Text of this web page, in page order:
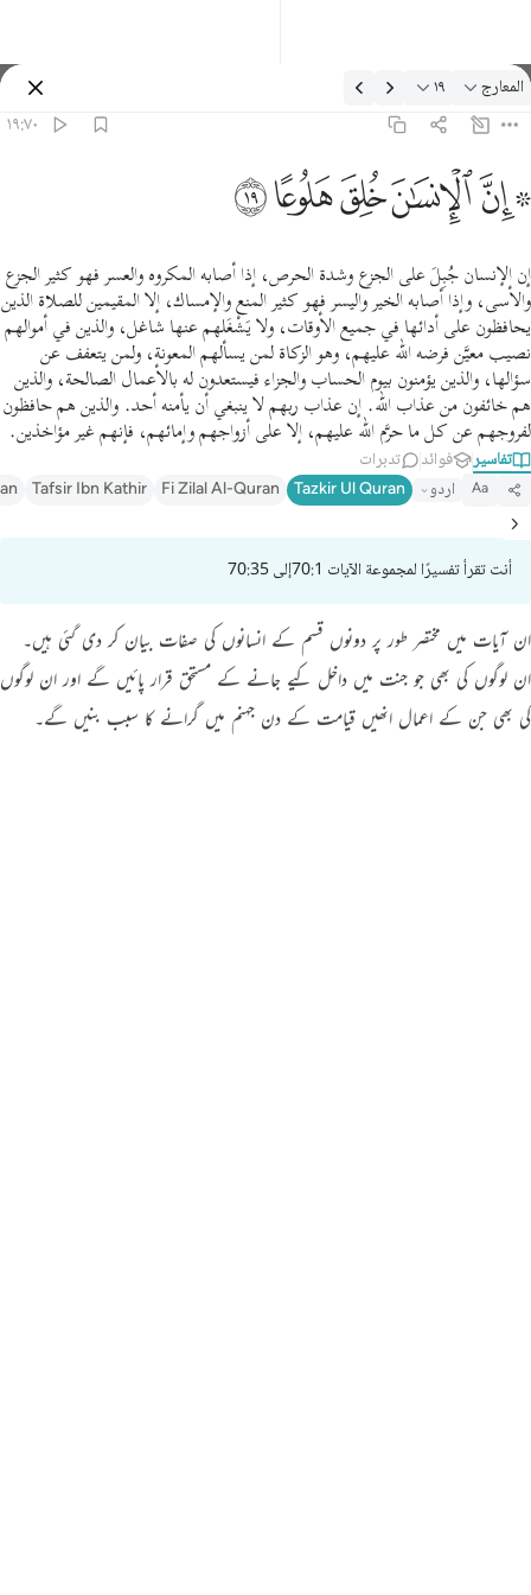
التفسير: المعارج ١٩:٧٠
المعارج ١٩
١٩:٧٠
۞ ان الانسان خلق هلوعا ١٩
۞ إِنَّ ٱلْإِنسَـٰنَ خُلِقَ هَلُوعًا ١٩
ﱪ ﱫﱬﱭﱮﱯ
إن الإنسان جُبِلَ على الجزع وشدة الحرص، إذا أصابه المكروه والعسر فهو كثير الجزع
والأسى، وإذا أصابه الخير واليسر فهو كثير المنع والإمساك، إلا المقيمين للصلاة الذين
يحافظون على أدائها في جميع الأوقات، ولا يَشْغَلهم عنها شاغل، والذين في أموالهم
نصيب معيَّن فرضه الله عليهم، وهو الزكاة لمن يسألهم المعونة، ولمن يتعفف عن
سؤالها، والذين يؤمنون بيوم الحساب والجزاء فيستعدون له بالأعمال الصالحة، والذين
هم خائفون من عذاب الله. إن عذاب ربهم لا ينبغي أن يأمنه أحد. والذين هم حافظون
لفروجهم عن كل ما حرَّم الله عليهم، إلا على أزواجهم وإمائهم، فإنهم غير مؤاخذين.
تفاسير فوائد تدبرات
Aa اردو Tazkir Ul Quran
Fi Zilal Al-Quran
Tafsir Ibn Kathir
أنت تقرأ تفسيرًا لمجموعة الآيات 70:1إلى 70:35
ان آیات میں مختصر طور پر دونوں قسم کے انسانوں کی صفات بیان کر دی گئی ہیں۔
ان لوگوں کی بھی جو جنت میں داخل کيے جانے کے مستحق قرار پائیں گے اور ان لوگوں
کی بھی جن کے اعمال انھیں قیامت کے دن جہنم میں گرانے کا سبب بنیں گے۔